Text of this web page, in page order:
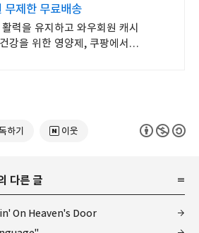
무제한 무료배송
력을 유지하고 와우회원 캐시
강을 위한 영양제, 쿠팡에서
하기 이웃
다른 글
On Heaven's Door